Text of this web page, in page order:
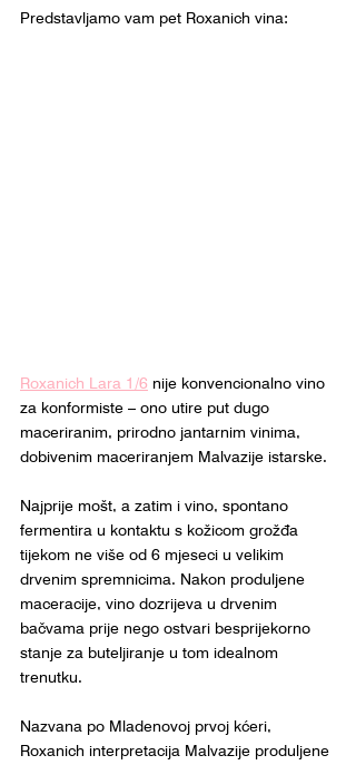
Predstavljamo vam pet Roxanich vina:
Roxanich Lara 1/6 nije konvencionalno vino
za konformiste – ono utire put dugo
maceriranim, prirodno jantarnim vinima,
dobivenim maceriranjem Malvazije istarske.
Najprije mošt, a zatim i vino, spontano
fermentira u kontaktu s kožicom grožđa
tijekom ne više od 6 mjeseci u velikim
drvenim spremnicima. Nakon produljene
maceracije, vino dozrijeva u drvenim
bačvama prije nego ostvari besprijekorno
stanje za buteljiranje u tom idealnom
trenutku.
Nazvana po Mladenovoj prvoj kćeri,
Roxanich interpretacija Malvazije produljene